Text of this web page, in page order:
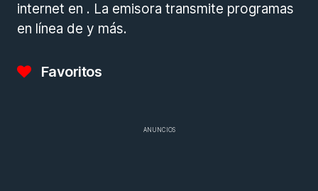
internet en . La emisora transmite programas
en línea de y más.
Favoritos
ANUNCIOS